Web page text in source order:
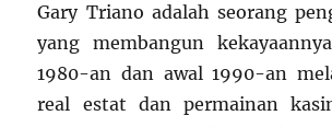
Gary Triano adalah seorang
yang membangun
1980-an dan awal 1990-an
real estat dan permainan